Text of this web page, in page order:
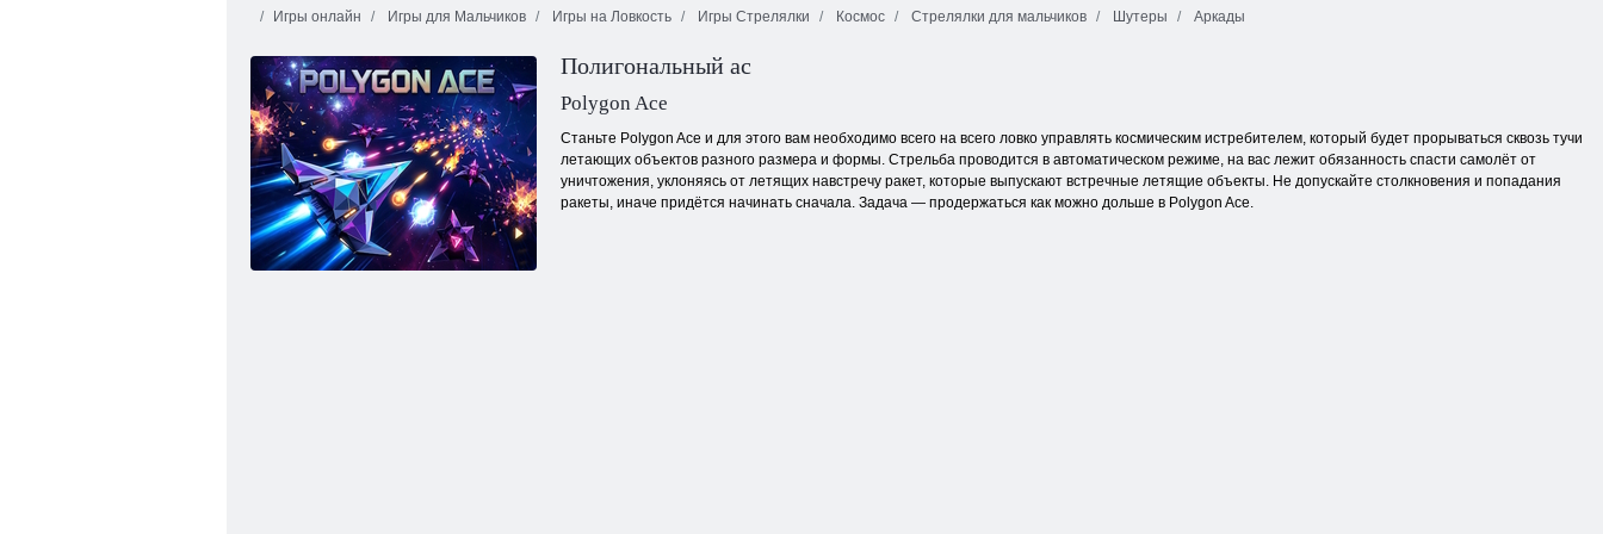
Повстанческие силы
Война с
линкором
Игры онлайн Игры для Мальчиков Игры на Ловкость Игры Стрелялки Космос Стрелялки для мальчиков Шутеры Аркады
Полигональный ас
Polygon Ace
Станьте Polygon Ace и для этого вам необходимо всего на всего ловко управлять космическим истребителем, который будет прорываться сквозь тучи
летающих объектов разного размера и формы. Стрельба проводится в автоматическом режиме, на вас лежит обязанность спасти самолёт от
уничтожения, уклоняясь от летящих навстречу ракет, которые выпускают встречные летящие объекты. Не допускайте столкновения и попадания
ракеты, иначе придётся начинать сначала. Задача — продержаться как можно дольше в Polygon Ace.